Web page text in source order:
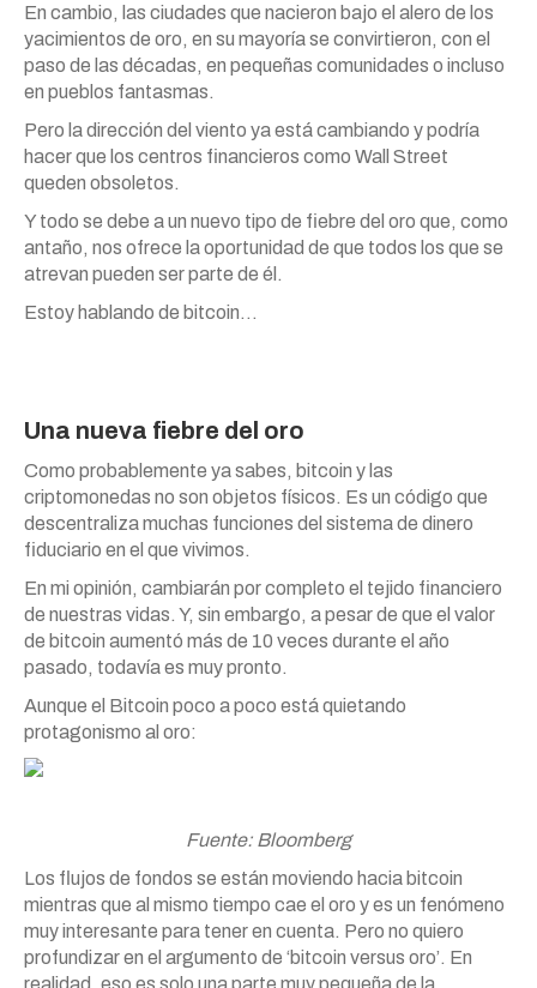
En cambio, las ciudades que nacieron bajo el alero de los
yacimientos de oro, en su mayoría se convirtieron, con el
paso de las décadas, en pequeñas comunidades o incluso
en pueblos fantasmas.
Pero la dirección del viento ya está cambiando y podría
hacer que los centros financieros como Wall Street
queden obsoletos.
Y todo se debe a un nuevo tipo de fiebre del oro que, como
antaño, nos ofrece la oportunidad de que todos los que se
atrevan pueden ser parte de él.
Estoy hablando de bitcoin…
Una nueva fiebre del oro
Como probablemente ya sabes, bitcoin y las
criptomonedas no son objetos físicos. Es un código que
descentraliza muchas funciones del sistema de dinero
fiduciario en el que vivimos.
En mi opinión, cambiarán por completo el tejido financiero
de nuestras vidas. Y, sin embargo, a pesar de que el valor
de bitcoin aumentó más de 10 veces durante el año
pasado, todavía es muy pronto.
Aunque el Bitcoin poco a poco está quietando
protagonismo al oro:
Fuente: Bloomberg
Los flujos de fondos se están moviendo hacia bitcoin
mientras que al mismo tiempo cae el oro y es un fenómeno
muy interesante para tener en cuenta. Pero no quiero
profundizar en el argumento de ‘bitcoin versus oro’. En
realidad, eso es solo una parte muy pequeña de la